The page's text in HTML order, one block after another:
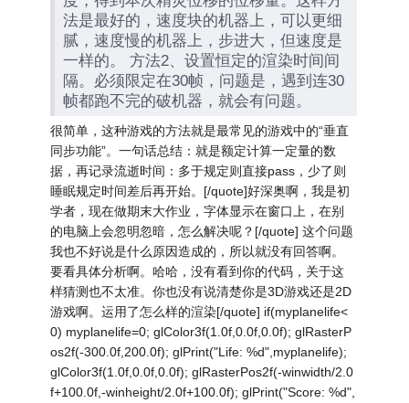
法是最好的，速度块的机器上，可以更细
腻，速度慢的机器上，步进大，但速度是
一样的。 方法2、设置恒定的渲染时间间
隔。必须限定在30帧，问题是，遇到连30
帧都跑不完的破机器，就会有问题。
很简单，这种游戏的方法就是最常见的游戏中的“垂直
同步功能”。一句话总结：就是额定计算一定量的数
据，再记录流逝时间：多于规定则直接pass，少了则
睡眠规定时间差后再开始。[/quote]好深奥啊，我是初
学者，现在做期末大作业，字体显示在窗口上，在别
的电脑上会忽明忽暗，怎么解决呢？[/quote] 这个问题
我也不好说是什么原因造成的，所以就没有回答啊。
要看具体分析啊。哈哈，没有看到你的代码，关于这
样猜测也不太准。你也没有说清楚你是3D游戏还是2D
游戏啊。运用了怎么样的渲染[/quote] if(myplanelife<
0) myplanelife=0; glColor3f(1.0f,0.0f,0.0f); glRasterP
os2f(-300.0f,200.0f); glPrint("Life: %d",myplanelife);
glColor3f(1.0f,0.0f,0.0f); glRasterPos2f(-winwidth/2.0
f+100.0f,-winheight/2.0f+100.0f); glPrint("Score: %d",